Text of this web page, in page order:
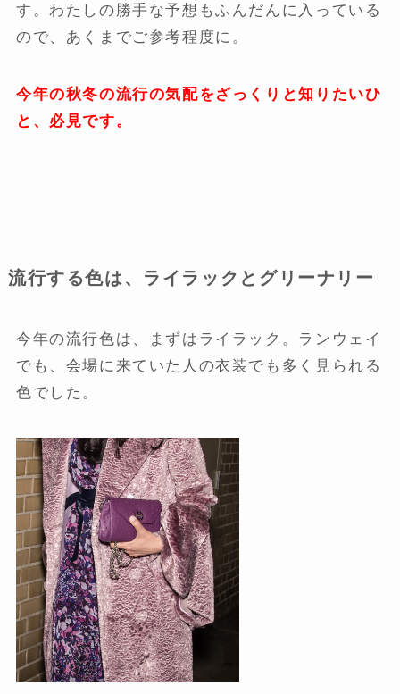
す。わたしの勝手な予想もふんだんに入っている
ので、あくまでご参考程度に。
今年の秋冬の流行の気配をざっくりと知りたいひ
と、必見です。
流行する色は、ライラックとグリーナリー
今年の流行色は、まずはライラック。ランウェイ
でも、会場に来ていた人の衣装でも多く見られる
色でした。